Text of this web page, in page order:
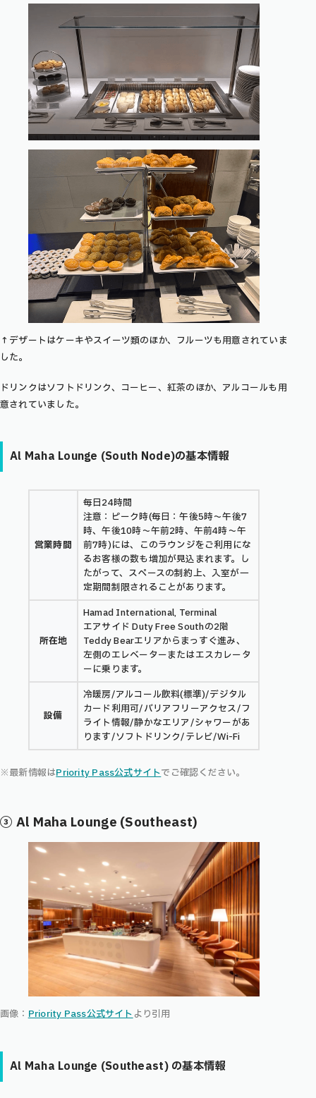
↑デザートはケーキやスイーツ類のほか、フルーツも用意されていま
した。
ドリンクはソフトドリンク、コーヒー、紅茶のほか、アルコールも用
意されていました。
Al Maha Lounge (South Node)の基本情報
営業時間
毎日24時間
注意：ピーク時(毎日：午後5時～午後7
時、午後10時～午前2時、午前4時～午
前7時)には、このラウンジをご利用にな
るお客様の数も増加が見込まれます。し
たがって、スペースの制約上、入室が一
定期間制限されることがあります。
所在地
Hamad International, Terminal
エアサイド Duty Free Southの2階
Teddy Bearエリアからまっすぐ進み、
左側のエレベーターまたはエスカレータ
ーに乗ります。
設備
冷暖房/アルコール飲料(標準)/デジタル
カード利用可/バリアフリーアクセス/フ
ライト情報/静かなエリア/シャワーがあ
ります/ソフトドリンク/テレビ/Wi-Fi
※最新情報はPriority Pass公式サイトでご確認ください。
③ Al Maha Lounge (Southeast)
画像： Priority Pass公式サイト より引用
Al Maha Lounge (Southeast)の基本情報